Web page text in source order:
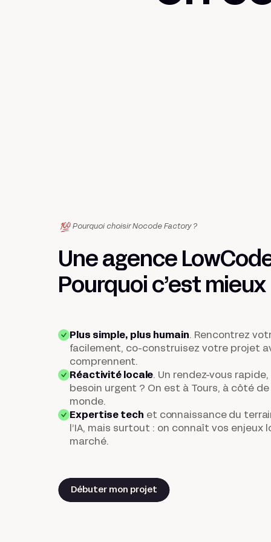
Pourquoi choisir Nocode Factory ?
Une agence
Pourquoi c’est mieux
Plus simple, plus humain. Rencontrez
facilement, co-construisez votre projet
comprennent.
Réactivité locale. Un rendez-vous
besoin urgent ? On est à Tours, à côté
monde.
Expertise tech et connaissance du
l’IA, mais surtout : on connaît vos
marché.
Débuter mon projet